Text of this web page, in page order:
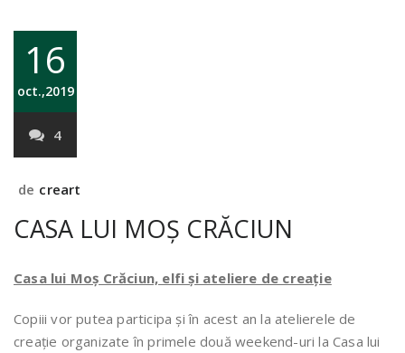
16
oct.,2019
4
de creart
CASA LUI MOȘ CRĂCIUN
Casa lui Moș Crăciun, elfi și ateliere de creație
Copiii vor putea participa și în acest an la atelierele de
creație organizate în primele două weekend-uri la Casa lui